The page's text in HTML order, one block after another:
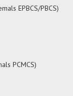
EPBCS/PBCS)
PCMCS)